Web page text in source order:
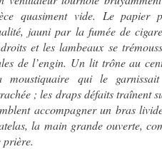
quasiment vide. Le papier
jauni par la fumée de
et les lambeaux se
de l’engin. Un lit trône au
moustiquaire qui le
; les draps défaits traînent
accompagner un bras
la main grande ouverte,
prière.